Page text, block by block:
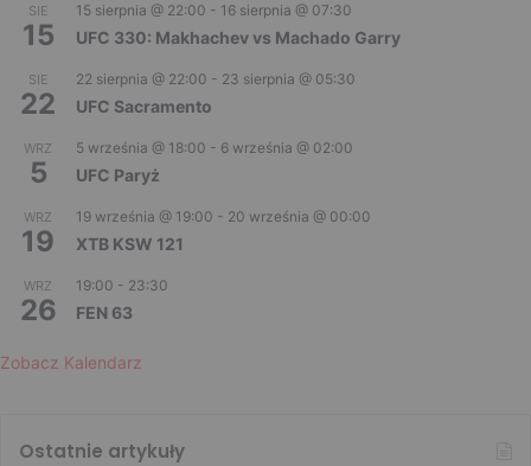
SIE
15
15 sierpnia @ 22:00 - 16 sierpnia @ 07:30
UFC 330: Makhachev vs Machado Garry
SIE
22
22 sierpnia @ 22:00 - 23 sierpnia @ 05:30
UFC Sacramento
WRZ
5
5 września @ 18:00 - 6 września @ 02:00
UFC Paryż
WRZ
19
19 września @ 19:00 - 20 września @ 00:00
XTB KSW 121
WRZ
26
19:00 - 23:30
FEN 63
Zobacz Kalendarz
Ostatnie artykuły